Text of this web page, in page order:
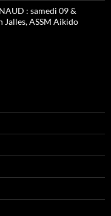
: samedi 09 &
Jalles, ASSM Aikido